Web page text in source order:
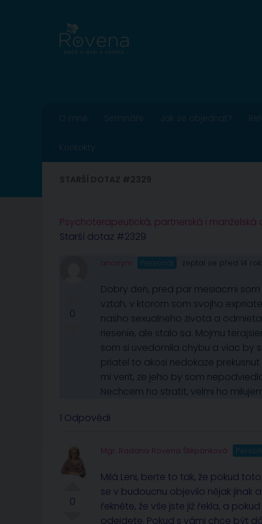
O mně Semináře Jak se objednat?
Kontakty
Psychoterapeutická, partnerská i
Starší dotaz #2329
0
anonym Personál zeptal se před 14
Dobry den, pred par mesiacmi
vztah, v ktorom som svojho
nasho sexualneho zivota a
riesenie, ale stalo sa. Mojmu
som si uvedomila chybu a viac by
priatel to akosi nedokaze
mi verit, ze jeho by som
Nechcem ho stratit, velmi ho
1 Odpovědi
0
Mgr. Radana Rovena Štěpánková
Milá Leni, berte to tak, že pokud
se v budoucnu objevilo nějak jinak
řekněte, že vše jste již řekla, a
odejdete. Pokud s vámi chce být